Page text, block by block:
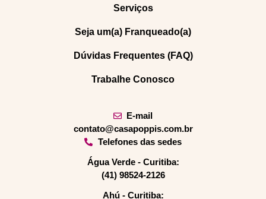
Serviços
Seja um(a) Franqueado(a)
Dúvidas Frequentes (FAQ)
Trabalhe Conosco
E-mail
contato@casapoppis.com.br
Telefones das sedes
Água Verde - Curitiba:
(41) 98524-2126
Ahú - Curitiba: